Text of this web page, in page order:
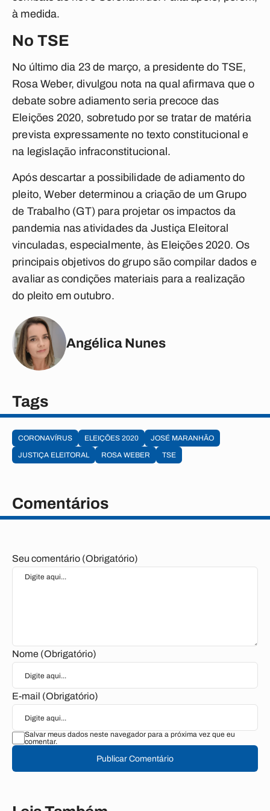
à medida.
No TSE
No último dia 23 de março, a presidente do TSE,
Rosa Weber, divulgou nota na qual afirmava que o
debate sobre adiamento seria precoce das
Eleições 2020, sobretudo por se tratar de matéria
prevista expressamente no texto constitucional e
na legislação infraconstitucional.
Após descartar a possibilidade de adiamento do
pleito, Weber determinou a criação de um Grupo
de Trabalho (GT) para projetar os impactos da
pandemia nas atividades da Justiça Eleitoral
vinculadas, especialmente, às Eleições 2020. Os
principais objetivos do grupo são compilar dados e
avaliar as condições materiais para a realização
do pleito em outubro.
Angélica Nunes
Tags
CORONAVÍRUS ELEIÇÕES 2020
JOSÉ MARANHÃO
JUSTIÇA ELEITORAL
ROSA WEBER TSE
Comentários
Seu comentário (Obrigatório)
Nome (Obrigatório)
E-mail (Obrigatório)
Salvar meus dados neste navegador para a próxima vez que eu
comentar.
Publicar Comentário